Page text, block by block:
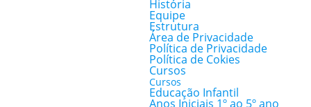
História
Equipe
Estrutura
Área de Privacidade
Política de Privacidade
Política de Cokies
Cursos
Cursos
Educação Infantil
Anos Iniciais 1º ao 5º ano